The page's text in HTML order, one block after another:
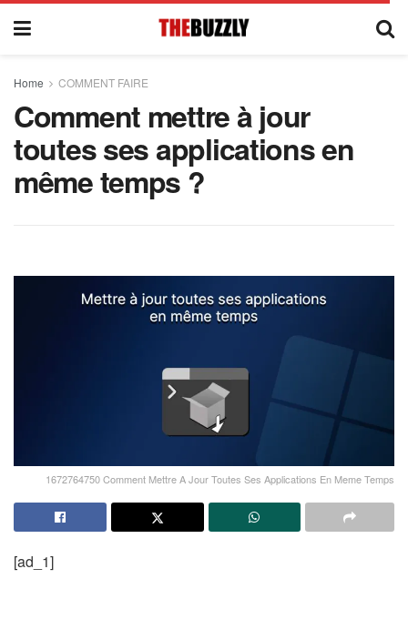
Home COMMENT FAIRE
Comment mettre à jour
toutes ses applications en
même temps ?
1672764750 Comment Mettre A Jour Toutes Ses Applications En Meme Temps
[ad_1]